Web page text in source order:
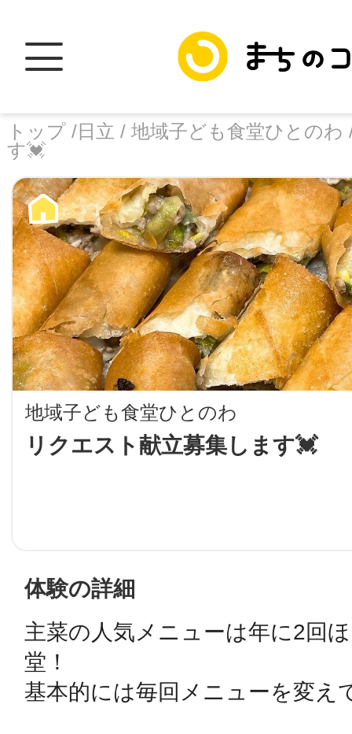
トップ /日立 / 地域子ども食堂ひとの
す💓
地域子ども食堂ひとのわ
リクエスト献立募集します💓
facebook
X
LINE
体験の詳細
主菜の人気メニューは年に2回
堂！
基本的には毎回メニューを変え
トップ
加盟スポットに
地域に導入を